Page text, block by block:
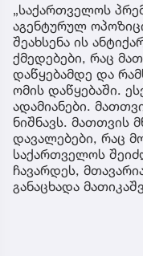
„საქართველოს
აგენტურულ
შეახსენა ის
ქმედებები, რაც
დაწყებამდე და
ომის დაწყებაში.
ადამიანები.
ნიშნავს. მათთვის
დავალებები, რაც
საქართველოს
ჩავარდეს,
განაცხადა